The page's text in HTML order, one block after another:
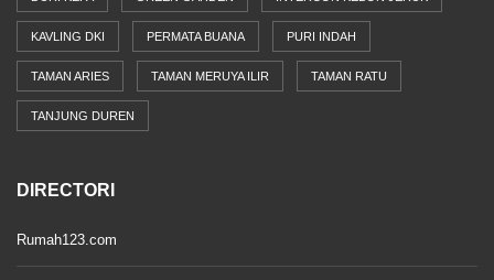
KAVLING DKI PERMATA BUANA PURI INDAH
TAMAN ARIES TAMAN MERUYA ILIR TAMAN RATU
TANJUNG DUREN
DIRECTORI
Rumah123.com